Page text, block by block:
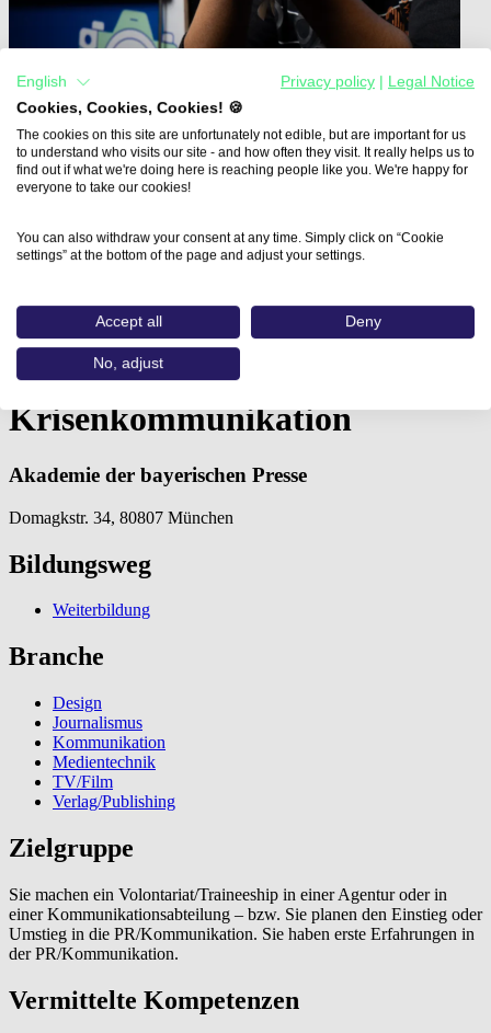
Home
Aus- und Weiterbildungen
Public Relations II – Content-
Creation, Sichtbarkeit und
Krisenkommunikation
Akademie der bayerischen Presse
Domagkstr. 34, 80807 München
Bildungsweg
Weiterbildung
Branche
Design
Journalismus
Kommunikation
Medientechnik
TV/Film
Verlag/Publishing
Zielgruppe
Sie machen ein Volontariat/Traineeship in einer Agentur oder in
einer Kommunikationsabteilung – bzw. Sie planen den Einstieg oder
Umstieg in die PR/Kommunikation. Sie haben erste Erfahrungen in
der PR/Kommunikation.
Vermittelte Kompetenzen
English Privacy policy
Legal Notice
Cookies, Cookies, Cookies! 🍪
The cookies on this site are unfortunately not edible, but are important for us
to understand who visits our site - and how often they visit. It really helps us to
find out if what we're doing here is reaching people like you. We're happy for
everyone to take our cookies!
You can also withdraw your consent at any time. Simply click on “Cookie
settings” at the bottom of the page and adjust your settings.
Accept all Deny
No, adjust